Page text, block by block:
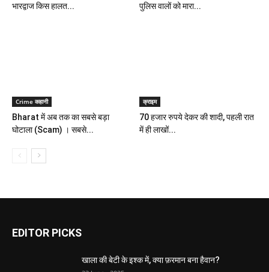
भारद्वाज किस हालत...
पुलिस वालों को मारा...
Crime कहानी
Bharat में अब तक का सबसे बड़ा
घोटाला (Scam) । सबसे...
क्राइम
70 हजार रुपये देकर की शादी, पहली रात
में ही लाखों...
EDITOR PICKS
खाला की बेटी के इश्क में, क्या फ़रमान बना हैवान?